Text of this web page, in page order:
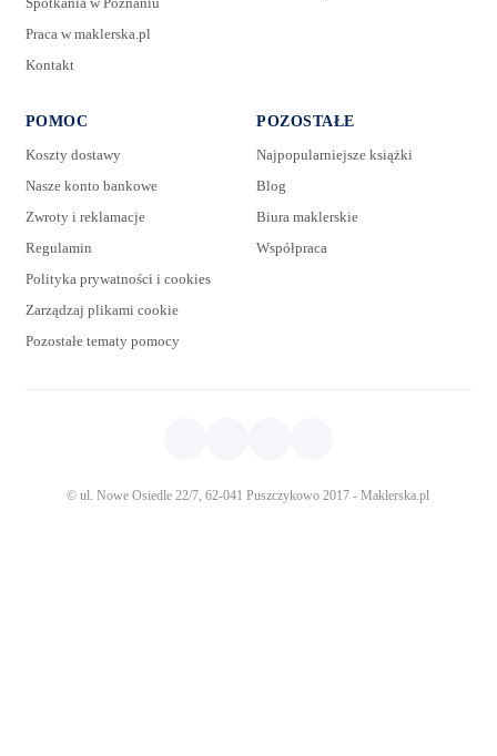
Praca w maklerska.pl
Kontakt
POMOC
Koszty dostawy
Nasze konto bankowe
Zwroty i reklamacje
Regulamin
Polityka prywatności i cookies
Zarządzaj plikami cookie
Pozostałe tematy pomocy
POZOSTAŁE
Najpopularniejsze książki
Blog
Biura maklerskie
Współpraca
© ul. Nowe Osiedle 22/7, 62-041 Puszczykowo 2017 - Maklerska.pl